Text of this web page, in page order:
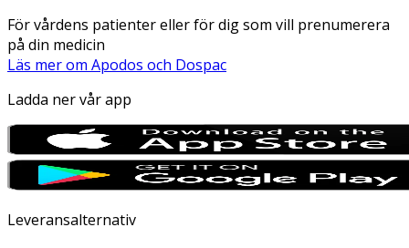
För vårdens patienter eller för dig som vill prenumerera
på din medicin
Läs mer om Apodos och Dospac
Ladda ner vår app
Leveransalternativ